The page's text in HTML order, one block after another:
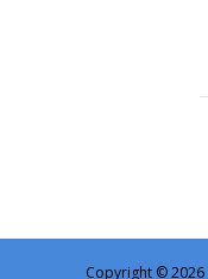
Copyright © 2026